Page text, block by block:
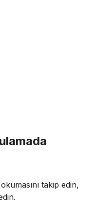
takip edin,